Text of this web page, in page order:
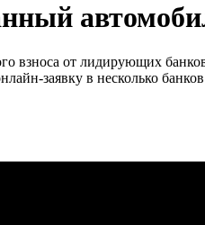
взноса от лидирующих
заявку в несколько